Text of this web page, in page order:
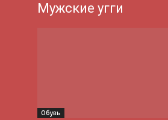
Мужские угги
Обувь